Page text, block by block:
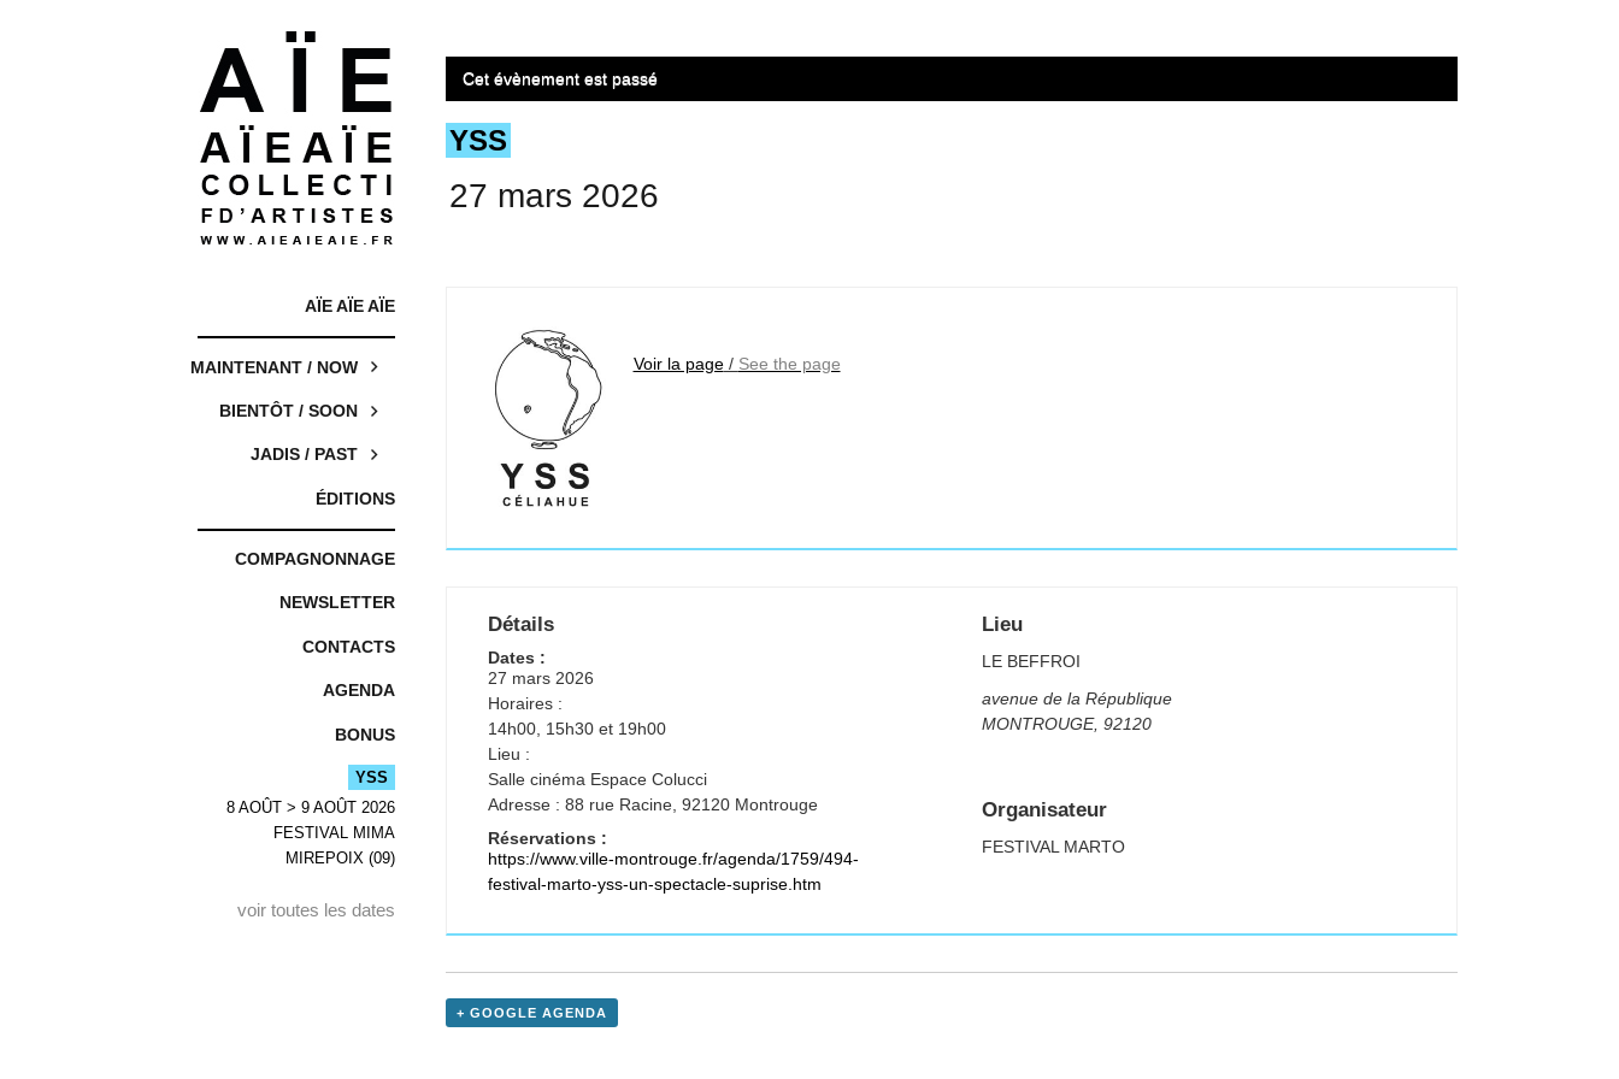
AÏE AÏE AÏE
MAINTENANT / NOW
BIENTÔT / SOON
JADIS / PAST
ÉDITIONS
COMPAGNONNAGE
NEWSLETTER
CONTACTS
AGENDA
BONUS
YSS
8 AOÛT > 9 AOÛT 2026
FESTIVAL MIMA
MIREPOIX (09)
voir toutes les dates
Cet évènement est passé
YSS
27 mars 2026
Voir la page/ See the page
Détails
Dates :
27 mars 2026
Horaires :
14h00, 15h30 et 19h00
Lieu :
Salle cinéma Espace Colucci
Adresse : 88 rue Racine, 92120 Montrouge
Réservations :
https://www.ville-montrouge.fr/agenda/1759/494-
festival-marto-yss-un-spectacle-suprise.htm
Lieu
LE BEFFROI
avenue de la République
MONTROUGE, 92120
Organisateur
FESTIVAL MARTO
+ GOOGLE AGENDA